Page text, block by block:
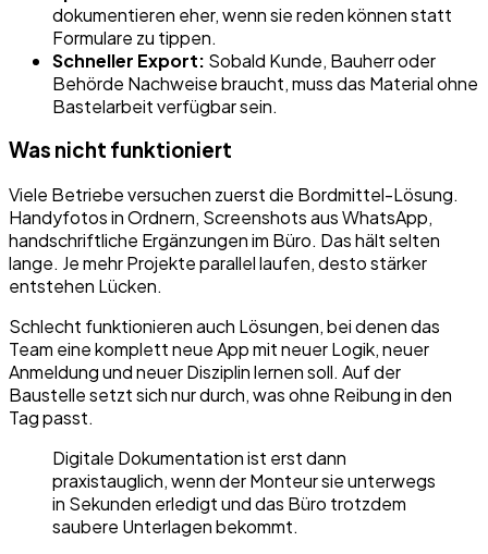
dokumentieren eher, wenn sie reden können statt
Formulare zu tippen.
Schneller Export: Sobald Kunde, Bauherr oder
Behörde Nachweise braucht, muss das Material ohne
Bastelarbeit verfügbar sein.
Was nicht funktioniert
Viele Betriebe versuchen zuerst die Bordmittel-Lösung.
Handyfotos in Ordnern, Screenshots aus WhatsApp,
handschriftliche Ergänzungen im Büro. Das hält selten
lange. Je mehr Projekte parallel laufen, desto stärker
entstehen Lücken.
Schlecht funktionieren auch Lösungen, bei denen das
Team eine komplett neue App mit neuer Logik, neuer
Anmeldung und neuer Disziplin lernen soll. Auf der
Baustelle setzt sich nur durch, was ohne Reibung in den
Tag passt.
Digitale Dokumentation ist erst dann
praxistauglich, wenn der Monteur sie unterwegs
in Sekunden erledigt und das Büro trotzdem
saubere Unterlagen bekommt.